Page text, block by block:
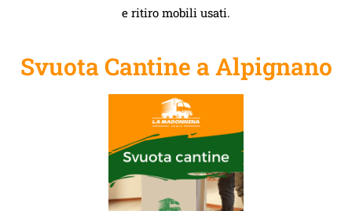
e ritiro mobili usati.
Svuota Cantine a Alpignano